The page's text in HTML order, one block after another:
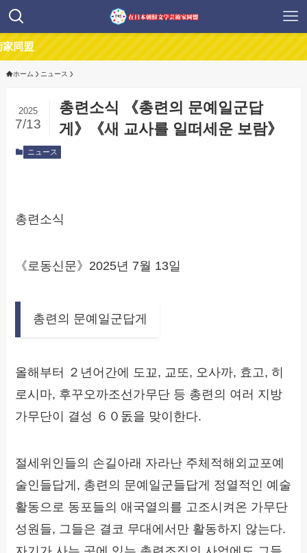
ホーム ニュース
총련소식 《총련의 문예일군답
게》《새 교사를 일떠세운 보람》
2025
7/13
ニュース
총련소식
《로동신문》2025년 7월 13일
총련의 문예일군답게
올해부터 ２년어간에 도꾜, 교또, 오사까, 효고, 히
로시마, 후꾸오까조선가무단 등 총련의 여러 지방
가무단이 결성 ６０돐을 맞이한다.
절세위인들의 손길아래 자라난 주체적해외교포예
술인들답게, 총련의 문예일군들답게 정열적인 예술
활동으로 동포들의 애국열의를 고조시켜온 가무단
성원들, 그들은 결코 무대에서만 활동하지 않는다.